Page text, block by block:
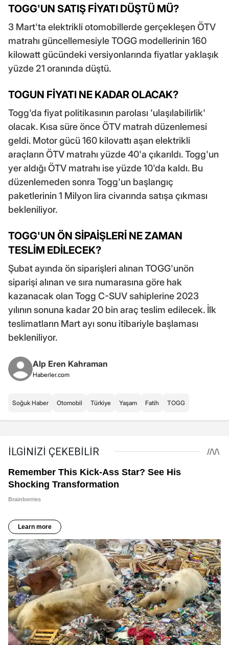
TOGG'UN SATIŞ FİYATI DÜŞTÜ MÜ?
3 Mart'ta elektrikli otomobillerde gerçekleşen ÖTV
matrahı güncellemesiyle TOGG modellerinin 160
kilowatt gücündeki versiyonlarında fiyatlar yaklaşık
yüzde 21 oranında düştü.
TOGUN FİYATI NE KADAR OLACAK?
Togg'da fiyat politikasının parolası 'ulaşılabilirlik'
olacak. Kısa süre önce ÖTV matrah düzenlemesi
geldi. Motor gücü 160 kilovattı aşan elektrikli
araçların ÖTV matrahı yüzde 40'a çıkarıldı. Togg'un
yer aldığı ÖTV matrahı ise yüzde 10'da kaldı. Bu
düzenlemeden sonra Togg'un başlangıç
paketlerinin 1 Milyon lira civarında satışa çıkması
bekleniliyor.
TOGG'UN ÖN SİPAİŞLERİ NE ZAMAN
TESLİM EDİLECEK?
Şubat ayında ön siparişleri alınan TOGG'unön
siparişi alınan ve sıra numarasına göre hak
kazanacak olan Togg C-SUV sahiplerine 2023
yılının sonuna kadar 20 bin araç teslim edilecek. İlk
teslimatların Mart ayı sonu itibariyle başlaması
bekleniliyor.
Alp Eren Kahraman
Haberler.com
Soğuk Haber Otomobil Türkiye Yaşam Fatih TOGG